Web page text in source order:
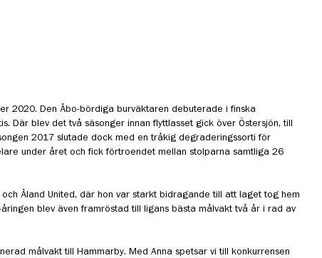
2020. Den Åbo-bördiga burväktaren debuterade i finska
Där blev det två säsonger innan flyttlasset gick över Östersjön, till
2017 slutade dock med en tråkig degraderingssorti för
under året och fick förtroendet mellan stolparna samtliga 26
Åland United, där hon var starkt bidragande till att laget tog hem
blev även framröstad till ligans bästa målvakt två år i rad av
målvakt till Hammarby. Med Anna spetsar vi till konkurrensen